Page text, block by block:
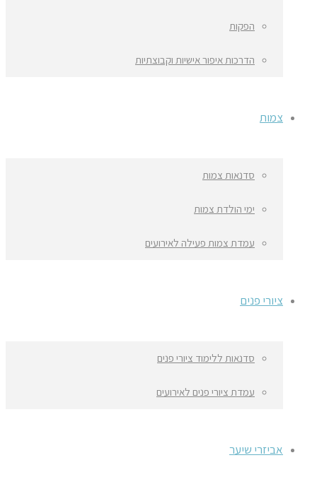
הפקות
הדרכות איפור אישיות וקבוצתיות
צמות
סדנאות צמות
ימי הולדת צמות
עמדת צמות פעילה לאירועים
ציורי פנים
סדנאות ללימוד ציורי פנים
עמדת ציורי פנים לאירועים
אביזרי שיער